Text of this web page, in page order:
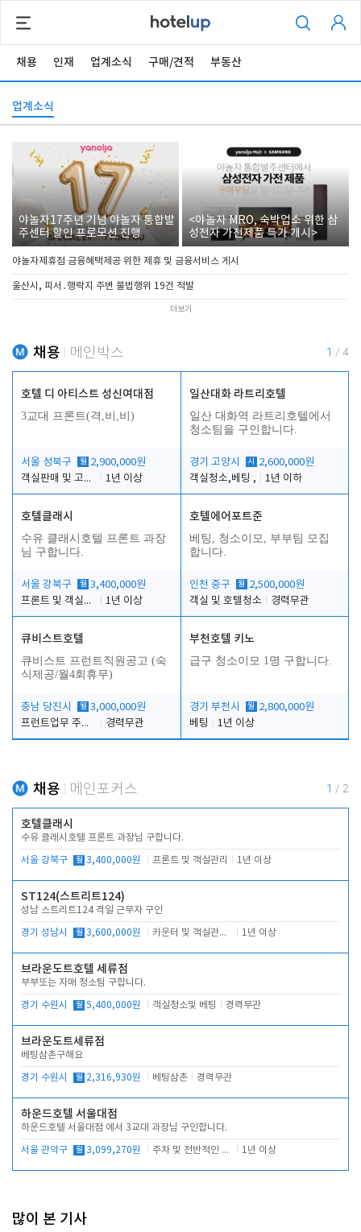
채용 인재 업계소식 구매/견적 부동산
업계소식
야놀자17주년 기념 야놀자 통합발
주센터 할인 프로모션 진행
<야놀자 MRO, 숙박업소 위한 삼
성전자 가전제품 특가 개시>
야놀자제휴점 금융혜택제공 위한 제휴 및 금융서비스 게시
울산시, 피서․행락지 주변 불법행위 19건 적발
더보기
채용 메인박스 1 / 4
호텔 디 아티스트 성신여대점
3교대 프론트(격,비,비)
서울 성북구 월 2,900,000원
객실판매 및 고객응대
1년 이상
일산대화 라트리호텔
일산 대화역 라트리호텔에서
청소팀을 구인합니다.
경기 고양시 시
2,600,000원
객실청소,베팅 ,
1년 이하
호텔클래시
수유 클래시호텔 프론트 과장
님 구합니다.
서울 강북구 월 3,400,000원
프론트 및 객실관리
1년 이상
호텔에어포트준
베팅, 청소이모, 부부팀 모집
합니다.
인천 중구 월 2,500,000원
객실 및 호텔청소
경력무관
큐비스트호텔
큐비스트 프런트직원공고 (숙
식제공/월4회휴무)
충남 당진시 월 3,000,000원
프런트업무 주간, 야간
경력무관
부천호텔 키노
급구 청소이모 1명 구합니다.
경기 부천시 월 2,800,000원
베팅
1년 이상
채용 메인포커스 1 / 2
호텔클래시
수유 클래시호텔 프론트 과장님 구합니다.
서울 강북구 월 3,400,000원 프론트 및 객실관리 1년 이상
ST124(스트리트124)
성남 스트리트124 격일 근무자 구인
경기 성남시 월 3,600,000원 카운터 및 객실관리 전반 1년 이상
브라운도트호텔 세류점
부부또는 자매 청소팀 구합니다.
경기 수원시 월 5,400,000원 객실청소및 베팅 경력무관
브라운도트세류점
베팅삼촌구해요
경기 수원시 월 2,316,930원 베팅삼촌 경력무관
하운드호텔 서울대점
하운드호텔 서울대점 에서 3교대 과장님 구인합니다.
서울 관악구 월 3,099,270원 주차 및 전반적인 당번업무 1년 이상
많이 본 기사